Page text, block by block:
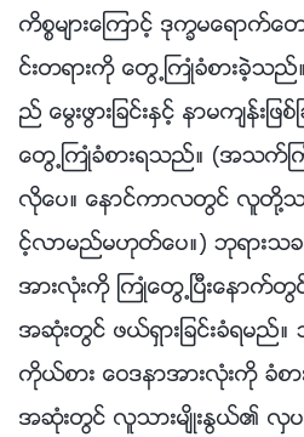
ကိစၥမ်ားေၾကာင့္ ဒုကၡမေရာက္
င္းတရားကို ေတြ႕ႀကဳံခံစားခဲ့သ
ည္ ေမြးဖြားျခင္းႏွင့္ နာမက်န္း
ေတြ႕ႀကဳံခံစားရသည္။ (အသက္ႀကီ
လိုေပ။ ေနာင္ကာလတြင္ လူတို
င့္လာမည္မဟုတ္ေပ။) ဘုရားသ
အားလုံးကို ႀကဳံေတြ႕ၿပီးေနာက္
အဆုံးတြင္ ဖယ္ရွားျခင္းခံရမ
ကိုယ္စား ေဝဒနာအားလုံးကို ခံစ
အဆုံးတြင္ လူသားမ်ိဳးႏြယ္၏ လွ